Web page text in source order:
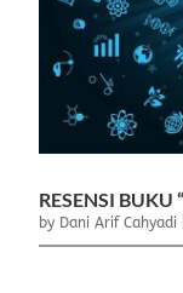
RESENSI BUKU
by Dani Arif Cahyadi